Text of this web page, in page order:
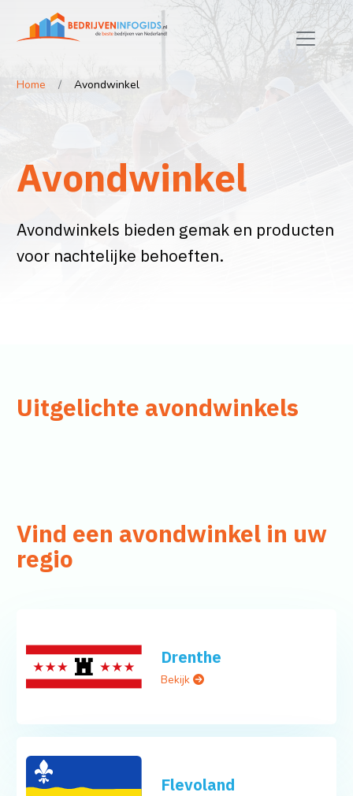
Home Avondwinkel
Avondwinkel
Avondwinkels bieden gemak en producten
voor nachtelijke behoeften.
Uitgelichte avondwinkels
Vind een avondwinkel in uw
regio
Drenthe
Bekijk
Flevoland